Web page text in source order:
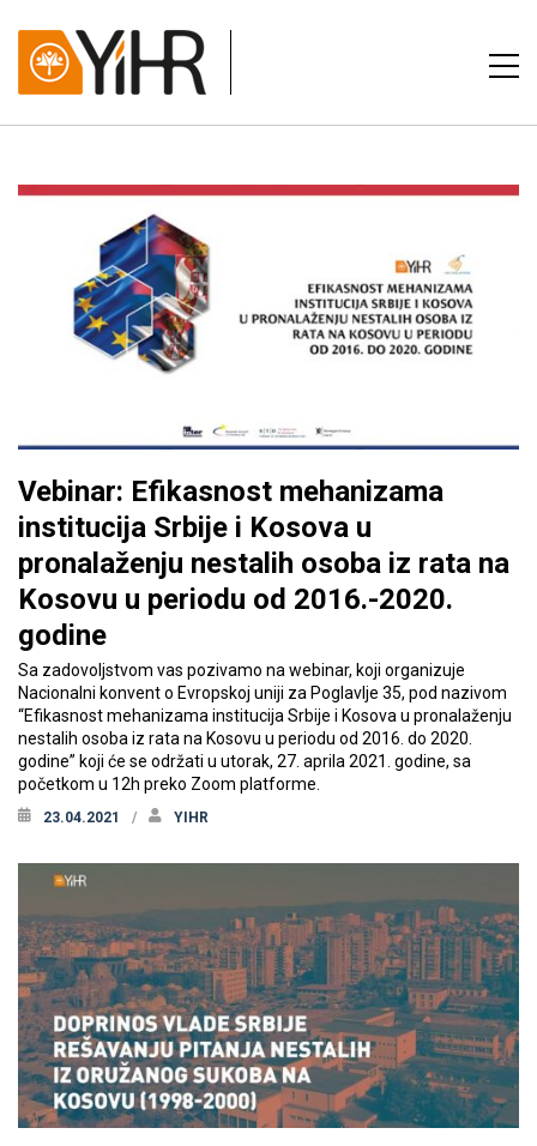
Vebinar: Efikasnost mehanizama
institucija Srbije i Kosova u
pronalaženju nestalih osoba iz rata na
Kosovu u periodu od 2016.-2020.
godine
Sa zadovoljstvom vas pozivamo na webinar, koji organizuje
Nacionalni konvent o Evropskoj uniji za Poglavlje 35, pod nazivom
“Efikasnost mehanizama institucija Srbije i Kosova u pronalaženju
nestalih osoba iz rata na Kosovu u periodu od 2016. do 2020.
godine” koji će se održati u utorak, 27. aprila 2021. godine, sa
početkom u 12h preko Zoom platforme.
23.04.2021 YIHR